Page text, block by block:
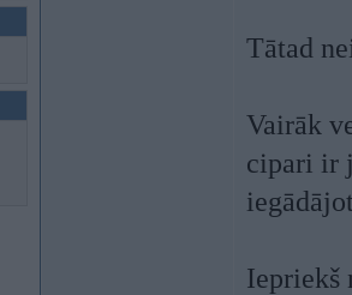
Tātad
Vairāk
cipari ir
Iepriekš